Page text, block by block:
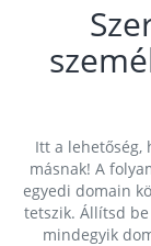
Itt a lehetőség,
másnak! A
egyedi domain
tetszik. Állítsd
mindegyik